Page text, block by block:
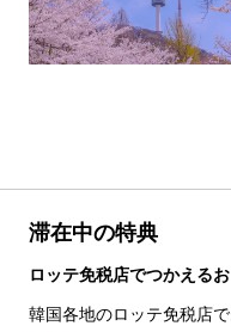
滞在中の特典
ロッテ免税店でつかえ
韓国各地のロッテ免税店